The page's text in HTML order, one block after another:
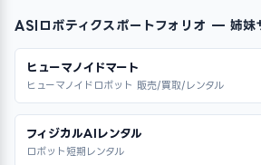
ASIロボティクスポートフォリオ — 姉妹
ヒューマノイドマート
ヒューマノイドロボット 販売/買取/レンタル
フィジカルAIレンタル
ロボット短期レンタル